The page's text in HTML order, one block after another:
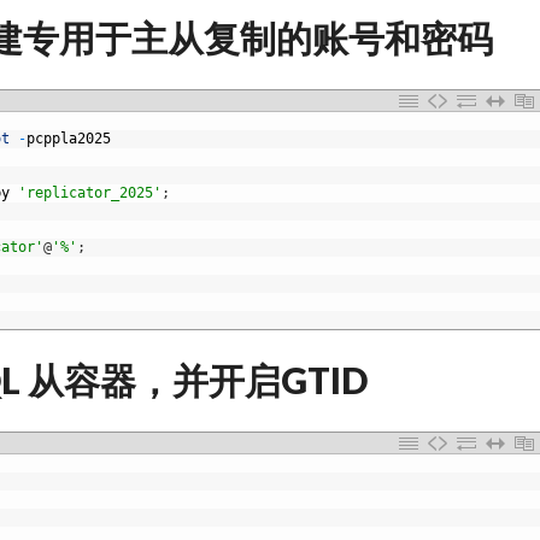
专用于主从复制的账号和密码
-pcppla2025
'replicator_2025' ;
@ '%' ;
从容器，并开启GTID